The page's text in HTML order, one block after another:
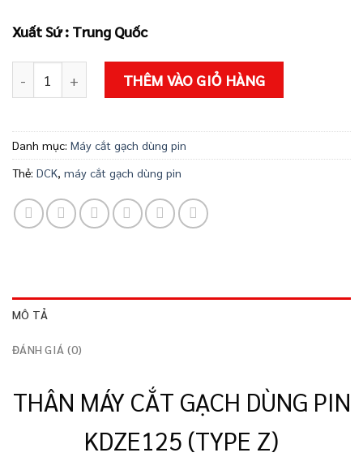
Xuất Sứ : Trung Quốc
Thân máy cắt gạch dùng pin KDZE125 (TYPE Z) số lượng
THÊM VÀO GIỎ HÀNG
Danh mục: Máy cắt gạch dùng pin
Thẻ: DCK, máy cắt gạch dùng pin
MÔ TẢ
ĐÁNH GIÁ (0)
THÂN MÁY CẮT GẠCH DÙNG PIN
KDZE125 (TYPE Z)